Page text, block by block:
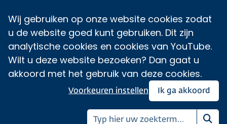
Wij gebruiken op onze website cookies zodat
u de website goed kunt gebruiken. Dit zijn
analytische cookies en cookies van YouTube.
Wilt u deze website bezoeken? Dan gaat u
akkoord met het gebruik van deze cookies.
Ik ga akkoord
Voorkeuren instellen